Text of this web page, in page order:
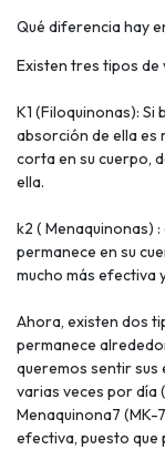
Qué diferencia hay
Existen tres tipos de
K1 (Filoquinonas): Si
absorción de ella es
corta en su cuerpo,
ella.
k2 ( Menaquinonas)
permanece en su
mucho más efectiva
Ahora, existen dos
permanece
queremos sentir
varias veces por día
Menaquinona7 (MK-
efectiva, puesto que